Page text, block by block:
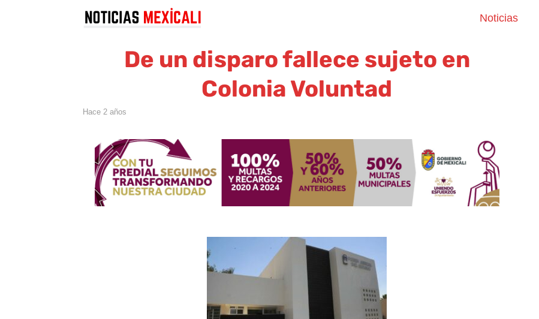
Noticias
De un disparo fallece sujeto en
Colonia Voluntad
hace 2 años